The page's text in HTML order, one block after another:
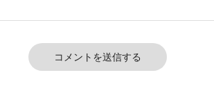
コメントを送信する